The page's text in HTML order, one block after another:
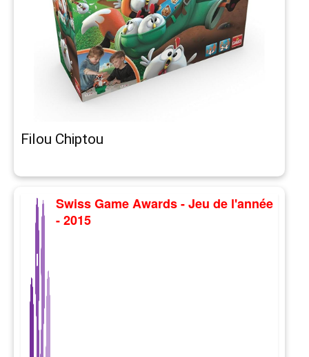
Filou Chiptou
Swiss Game Awards - Jeu de l'année
- 2015